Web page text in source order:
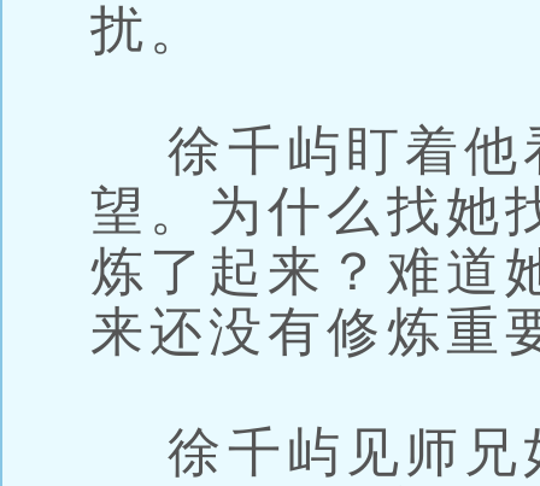
扰。
徐千屿盯着他
望。为什么找她
炼了起来？难道
来还没有修炼重
徐千屿见师兄